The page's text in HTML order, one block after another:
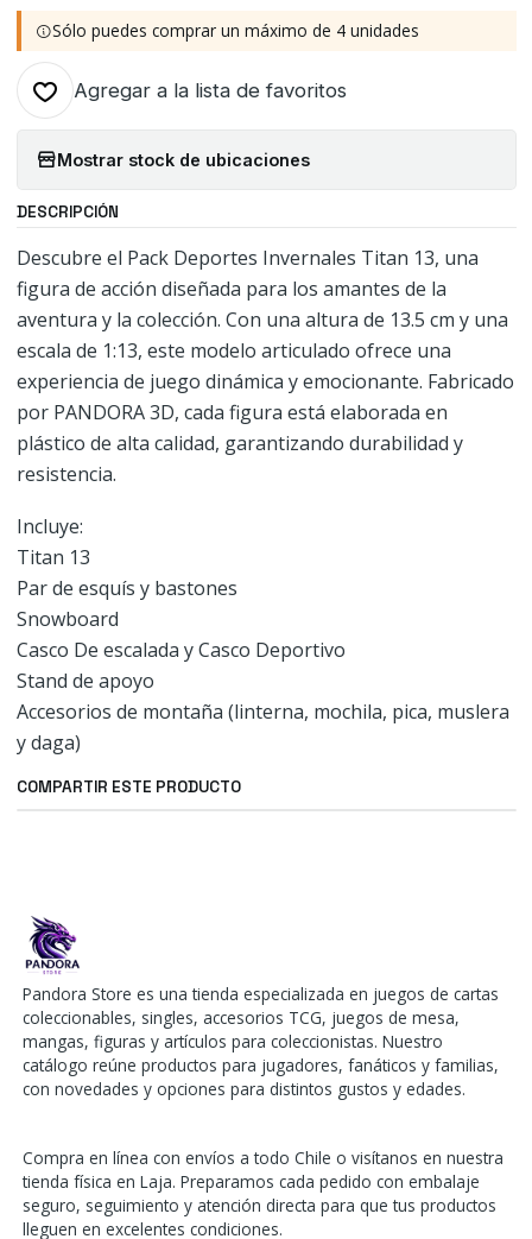
Sólo puedes comprar un máximo de 4 unidades
Agregar a la lista de favoritos
Mostrar stock de ubicaciones
DESCRIPCIÓN
Descubre el Pack Deportes Invernales Titan 13, una
figura de acción diseñada para los amantes de la
aventura y la colección. Con una altura de 13.5 cm y una
escala de 1:13, este modelo articulado ofrece una
experiencia de juego dinámica y emocionante. Fabricado
por PANDORA 3D, cada figura está elaborada en
plástico de alta calidad, garantizando durabilidad y
resistencia.
Incluye:
Titan 13
Par de esquís y bastones
Snowboard
Casco De escalada y Casco Deportivo
Stand de apoyo
Accesorios de montaña (linterna, mochila, pica, muslera
y daga)
COMPARTIR ESTE PRODUCTO
Pandora Store es una tienda especializada en juegos de cartas
coleccionables, singles, accesorios TCG, juegos de mesa,
mangas, figuras y artículos para coleccionistas. Nuestro
catálogo reúne productos para jugadores, fanáticos y familias,
con novedades y opciones para distintos gustos y edades.
Compra en línea con envíos a todo Chile o visítanos en nuestra
tienda física en Laja. Preparamos cada pedido con embalaje
seguro, seguimiento y atención directa para que tus productos
lleguen en excelentes condiciones.